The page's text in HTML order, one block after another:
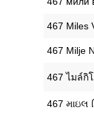
‎467 Miles
‎467 Milje
‎467 ไมล์กิ
‎467 માઇલ